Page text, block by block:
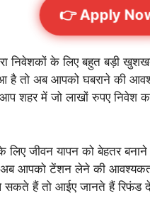
👉 Apply
निवेशकों के लिए बहुत बड़ी
है तो अब आपको घबराने की
शहर में जो लाखों रुपए
जीवन यापन को बेहतर
आपको टेंशन लेने की आवश्यकता
हैं तो आईए जानते हैं रिफंड देने